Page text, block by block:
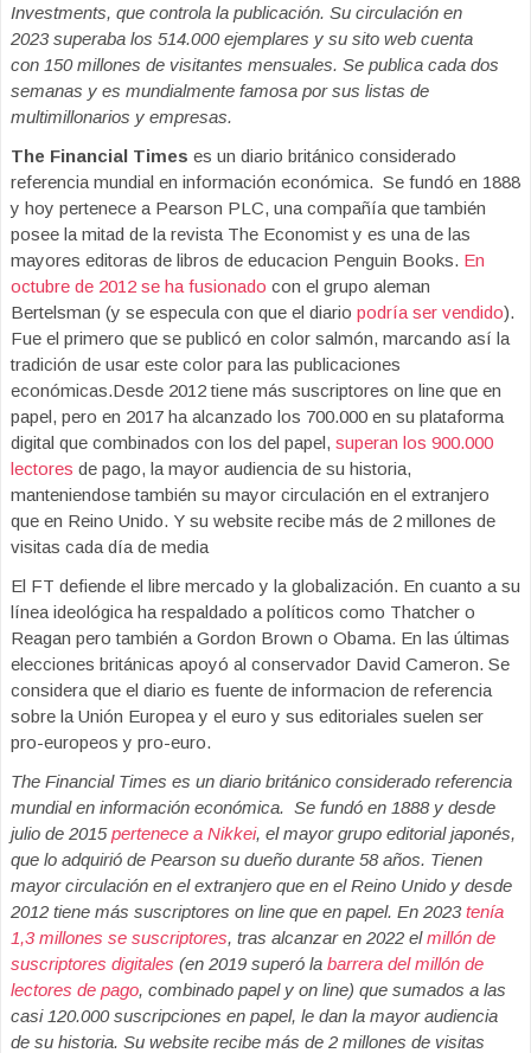
Investments, que controla la publicación. Su circulación en
2023 superaba los 514.000 ejemplares y su sito web cuenta
con 150 millones de visitantes mensuales. Se publica cada dos
semanas y es mundialmente famosa por sus listas de
multimillonarios y empresas.
The Financial Times es un diario británico considerado
referencia mundial en información económica. Se fundó en 1888
y hoy pertenece a Pearson PLC, una compañía que también
posee la mitad de la revista The Economist y es una de las
mayores editoras de libros de educacion Penguin Books. En
octubre de 2012 se ha fusionado con el grupo aleman
Bertelsman (y se especula con que el diario podría ser vendido).
Fue el primero que se publicó en color salmón, marcando así la
tradición de usar este color para las publicaciones
económicas.Desde 2012 tiene más suscriptores on line que en
papel, pero en 2017 ha alcanzado los 700.000 en su plataforma
digital que combinados con los del papel, superan los 900.000
lectores de pago, la mayor audiencia de su historia,
manteniendose también su mayor circulación en el extranjero
que en Reino Unido. Y su website recibe más de 2 millones de
visitas cada día de media
El FT defiende el libre mercado y la globalización. En cuanto a su
línea ideológica ha respaldado a políticos como Thatcher o
Reagan pero también a Gordon Brown o Obama. En las últimas
elecciones británicas apoyó al conservador David Cameron. Se
considera que el diario es fuente de informacion de referencia
sobre la Unión Europea y el euro y sus editoriales suelen ser
pro-europeos y pro-euro.
The Financial Times es un diario británico considerado referencia
mundial en información económica. Se fundó en 1888 y desde
julio de 2015pertenece a Nikkei, el mayor grupo editorial japonés,
que lo adquirió de Pearson su dueño durante 58 años. Tienen
mayor circulación en el extranjero que en el Reino Unido y desde
2012 tiene más suscriptores on line que en papel. En 2023tenía
1,3 millones se suscriptores, tras alcanzar en 2022 elmillón de
suscriptores digitales (en 2019 superó la barrera del millón de
lectores de pago, combinado papel y on line) que sumados a las
casi 120.000 suscripciones en papel, le dan la mayor audiencia
de su historia. Su website recibe más de 2 millones de visitas